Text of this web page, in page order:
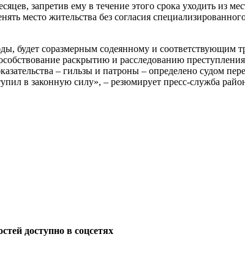
запретив ему в течение этого срока уходить из
место жительства без согласия
будет соразмерным содеянному и соответствующим
раскрытию и расследованию
– гильзы и патроны – определено судом
в законную силу», – резюмирует пресс-служба
доступно в соцсетях